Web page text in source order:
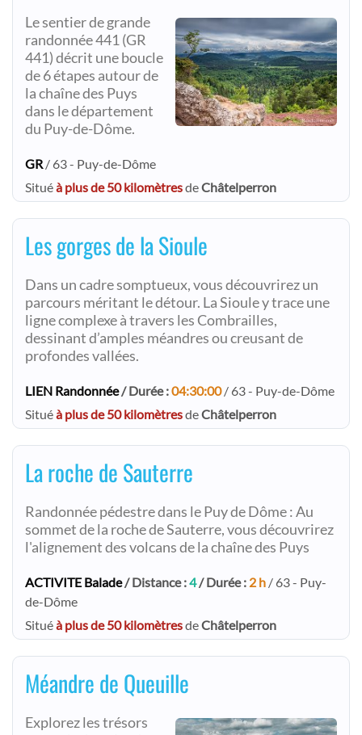
Le sentier de grande
randonnée 441 (GR
441) décrit une boucle
de 6 étapes autour de
la chaîne des Puys
dans le département
du Puy-de-Dôme.
GR / 63 - Puy-de-Dôme
Situéà plus de 50 kilomètresdeChâtelperron
Les gorges de la Sioule
Dans un cadre somptueux, vous découvrirez un
parcours méritant le détour. La Sioule y trace une
ligne complexe à travers les Combrailles,
dessinant d’amples méandres ou creusant de
profondes vallées.
LIEN Randonnée/ Durée :04:30:00/ 63 - Puy-de-Dôme
Situéà plus de 50 kilomètresdeChâtelperron
La roche de Sauterre
Randonnée pédestre dans le Puy de Dôme : Au
sommet de la roche de Sauterre, vous découvrirez
l'alignement des volcans de la chaîne des Puys
ACTIVITE Balade/ Distance :4/ Durée : 2 h / 63 - Puy-
de-Dôme
Situéà plus de 50 kilomètresdeChâtelperron
Méandre de Queuille
Explorez les trésors